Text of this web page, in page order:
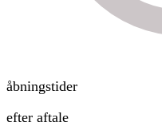
åbningstider
efter aftale